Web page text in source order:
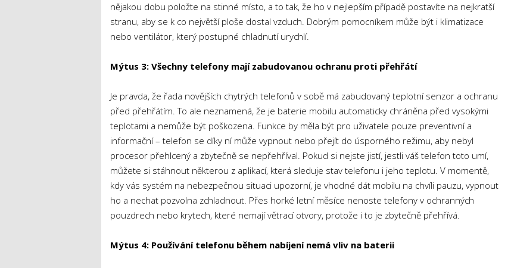
nějakou dobu položte na stinné místo, a to tak, že ho v nejlepším případě postavíte na nejkratší
stranu, aby se k co největší ploše dostal vzduch. Dobrým pomocníkem může být i klimatizace
nebo ventilátor, který postupné chladnutí urychlí.
Mýtus 3: Všechny telefony mají zabudovanou ochranu proti přehřátí
Je pravda, že řada novějších chytrých telefonů v sobě má zabudovaný teplotní senzor a ochranu
před přehřátím. To ale neznamená, že je baterie mobilu automaticky chráněna před vysokými
teplotami a nemůže být poškozena. Funkce by měla být pro uživatele pouze preventivní a
informační – telefon se díky ní může vypnout nebo přejít do úsporného režimu, aby nebyl
procesor přehlcený a zbytečně se nepřehříval. Pokud si nejste jistí, jestli váš telefon toto umí,
můžete si stáhnout některou z aplikací, která sleduje stav telefonu i jeho teplotu. V momentě,
kdy vás systém na nebezpečnou situaci upozorní, je vhodné dát mobilu na chvíli pauzu, vypnout
ho a nechat pozvolna zchladnout. Přes horké letní měsíce nenoste telefony v ochranných
pouzdrech nebo krytech, které nemají větrací otvory, protože i to je zbytečně přehřívá.
Mýtus 4: Používání telefonu během nabíjení nemá vliv na baterii